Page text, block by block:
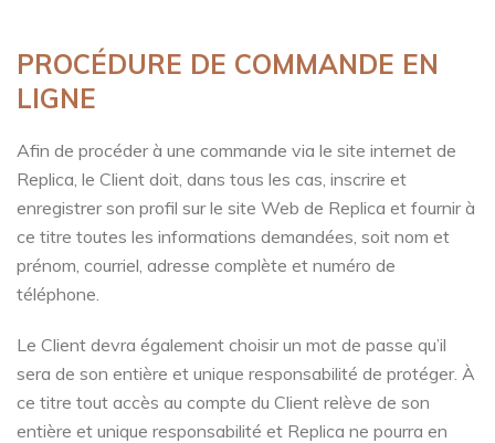
PROCÉDURE DE COMMANDE EN
LIGNE
Afin de procéder à une commande via le site internet de
Replica, le Client doit, dans tous les cas, inscrire et
enregistrer son profil sur le site Web de Replica et fournir à
ce titre toutes les informations demandées, soit nom et
prénom, courriel, adresse complète et numéro de
téléphone.
Le Client devra également choisir un mot de passe qu’il
sera de son entière et unique responsabilité de protéger. À
ce titre tout accès au compte du Client relève de son
entière et unique responsabilité et Replica ne pourra en